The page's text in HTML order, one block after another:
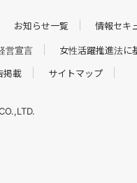
お知らせ一覧 情報セキ
営宣言 女性活躍推進法に
掲載 サイトマップ